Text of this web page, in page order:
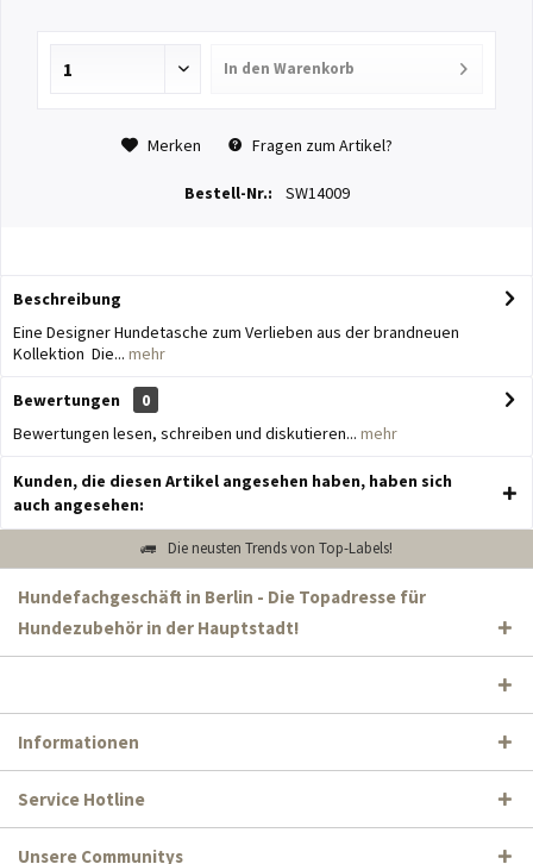
In den Warenkorb
Merken Fragen zum Artikel?
Bestell-Nr.: SW14009
Beschreibung
Eine Designer Hundetasche zum Verlieben aus der brandneuen
Kollektion Die... mehr
Bewertungen
0
Bewertungen lesen, schreiben und diskutieren... mehr
Kunden, die diesen Artikel angesehen haben, haben sich
auch angesehen:
Die neusten Trends von Top-Labels!
Hundefachgeschäft in Berlin - Die Topadresse für
Hundezubehör in der Hauptstadt!
Informationen
Service Hotline
Unsere Communitys